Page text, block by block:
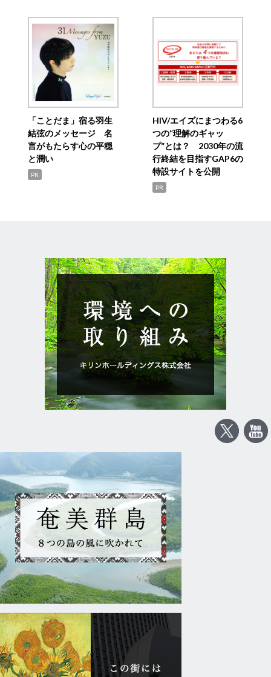
「ことだま」宿る羽生
結弦のメッセージ 名
言がもたらす心の平穏
と潤い
PR
HIV/エイズにまつわる6
つの“理解のギャッ
プ”とは？ 2030年の流
行終結を目指すGAP6の
特設サイトを公開
PR